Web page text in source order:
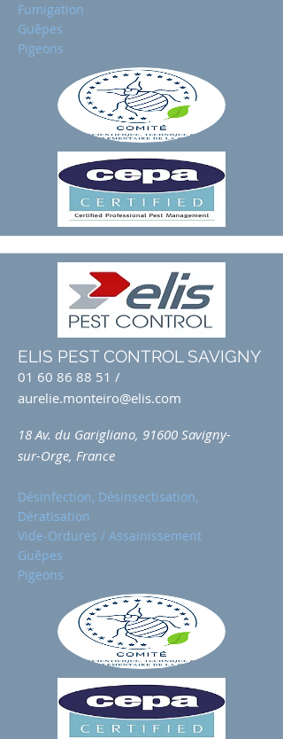
Fumigation
Guêpes
Pigeons
ELIS PEST CONTROL SAVIGNY
01 60 86 88 51 /
aurelie.monteiro@elis.com
18 Av. du Garigliano, 91600 Savigny-
sur-Orge, France
Désinfection, Désinsectisation,
Dératisation
Vide-Ordures / Assainissement
Guêpes
Pigeons